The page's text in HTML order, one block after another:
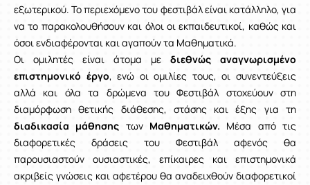
εξωτερικού.Το περιεχόμενο του φεστιβάλ είναι κατάλληλο, για
να το παρακολουθήσουν και όλοι οι εκπαιδευτικοί, καθώς και
όσοι ενδιαφέρονται και αγαπούν τα Μαθηματικά.
Οι ομιλητές είναι άτομα με
διεθνώς αναγνωρισμένο
επιστημονικό έργο, ενώ οι ομιλίες τους, οι συνεντεύξεις
αλλά και όλα τα δρώμενα του Φεστιβάλ στοχεύουν στη
διαμόρφωση θετικής διάθεσης, στάσης και έξης για τη
διαδικασία μάθησης των Μαθηματικών. Μέσα από τις
διαφορετικές δράσεις του Φεστιβάλ αφενός θα
παρουσιαστούν ουσιαστικές, επίκαιρες και επιστημονικά
ακριβείς γνώσεις και αφετέρου θα αναδειχθούν διαφορετικοί